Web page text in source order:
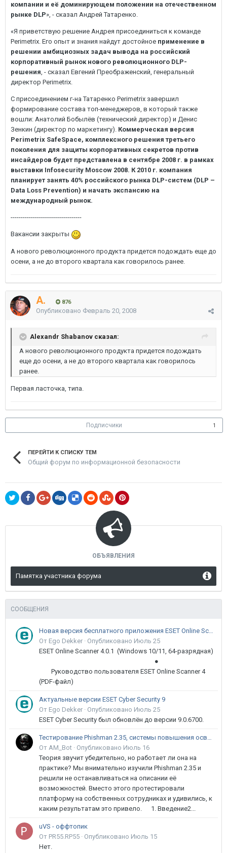
компании и её доминирующем положении на отечественном
рынке DLP», - сказал Андрей Татаренко.
«Я приветствую решение Андрея присоединиться к команде
Perimetrix. Его опыт и знания найдут достойное применение в
решении амбициозных задач вывода на российский
корпоративный рынок нового революционного DLP-
решения, - сказал Евгений Преображенский, генеральный
директор Perimetrix.
С присоединением г-на Татаренко Perimetrix завершил
формирование состава топ-менеджеров, в который также
вошли: Анатолий Бобылёв (технический директор) и Денис
Зенкин (директор по маркетингу). Коммерческая версия
Perimetrix SafeSpace, комплексного решения третьего
поколения для защиты корпоративных секретов против
инсайдеров будет представлена в сентябре 2008 г. в рамках
выставки Infosecurity Moscow 2008. К 2010 г. компания
планирует занять 40% российского рынка DLP-систем (DLP –
Data Loss Prevention) и начать экспансию на
международный рынок.
-----------------------------------
Вакансии закрыты
А нового революционного продукта придется подождать еще до
осени, а не до второго квартала как говорилось ранее.
A. 876
Опубликовано Февраль 20, 2008
Alexandr Shabanov сказал:
А нового революционного продукта придется подождать
еще до осени, а не до второго квартала как говорилось
ранее.
Первая ласточка, типа.
Подписчики 1
ПЕРЕЙТИ К СПИСКУ ТЕМ
Общий форум по информационной безопасности
ОБЪЯВЛЕНИЯ
Памятка участника форума
СООБЩЕНИЯ
Новая версия бесплатного приложения ESET Online Scanner доступна пользователям
От Ego Dekker · Опубликовано Июль 25
ESET Online Scanner 4.0.1 (Windows 10/11, 64-разрядная)
●
Руководство пользователя ESET Online Scanner 4
(PDF-файл)
Актуальные версии ESET Cyber Security 9
От Ego Dekker · Опубликовано Июль 25
ESET Cyber Security был обновлён до версии 9.0.6700.
Тестирование Phishman 2.35, системы повышения осведомлённости пользователей в сфере ИБ
От AM_Bot · Опубликовано Июль 16
Теория звучит убедительно, но работает ли она на
практике? Мы внимательно изучили Phishman 2.35 и
решили не останавливаться на описании её
возможностей. Вместо этого протестировали
платформу на собственных сотрудниках и удивились, к
каким результатам это привело. 1. Введение2...
uVS - оффтопик
От PR55.RP55 · Опубликовано Июль 15
Нет.